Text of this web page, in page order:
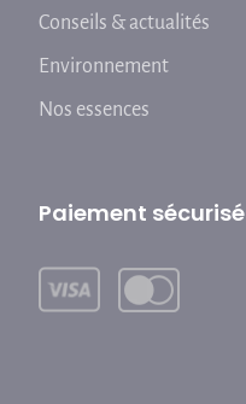
Conseils & actualités
Environnement
Nos essences
Paiement sécurisé